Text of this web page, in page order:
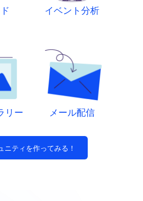
イベント分析
リー メール配信
ニティを作ってみる！